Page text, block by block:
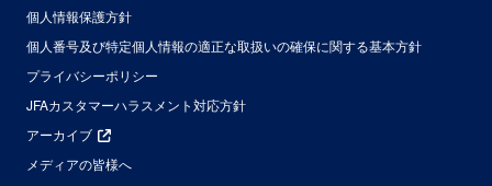
個人情報保護方針
個人番号及び特定個人情報の適正な取扱いの確保に関する基本方針
プライバシーポリシー
JFAカスタマーハラスメント対応方針
アーカイブ
メディアの皆様へ